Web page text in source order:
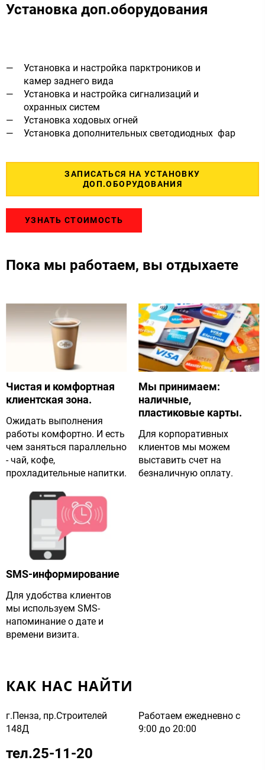
Установка доп.оборудования
Установка и настройка парктроников и
камер заднего вида
Установка и настройка сигнализаций и
охранных систем
Установка ходовых огней
Установка дополнительных светодиодных фар
ЗАПИСАТЬСЯ НА УСТАНОВКУ
ДОП.ОБОРУДОВАНИЯ
УЗНАТЬ СТОИМОСТЬ
Пока мы работаем, вы отдыхаете
Чистая и комфортная
клиентская зона.
Ожидать выполнения
работы комфортно. И есть
чем заняться параллельно
- чай, кофе,
прохладительные напитки.
Мы принимаем:
наличные,
пластиковые карты.
Для корпоративных
клиентов мы можем
выставить счет на
безналичную оплату.
SMS-информирование
Для удобства клиентов
мы используем SMS-
напоминание о дате и
времени визита.
КАК НАС НАЙТИ
г.Пенза, пр.Строителей
148Д
Работаем ежедневно с
9:00 до 20:00
тел.25-11-20